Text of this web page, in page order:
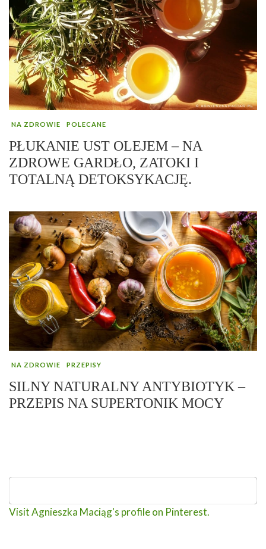
NA ZDROWIE POLECANE
PŁUKANIE UST OLEJEM – NA
ZDROWE GARDŁO, ZATOKI I
TOTALNĄ DETOKSYKACJĘ.
NA ZDROWIE PRZEPISY
SILNY NATURALNY ANTYBIOTYK –
PRZEPIS NA SUPERTONIK MOCY
Visit Agnieszka Maciąg's profile on Pinterest.